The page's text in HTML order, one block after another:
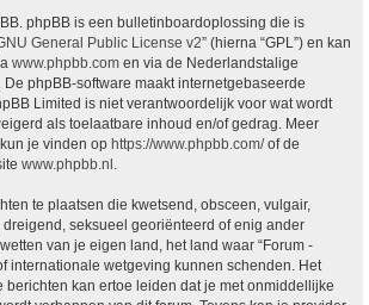
phpBB is een bulletinboardoplossing die is
General Public License v2” (hierna “GPL”) en kan
www.phpbb.com en via de Nederlandstalige
. De phpBB-software maakt internetgebaseerde
Limited is niet verantwoordelijk voor wat wordt
als toelaatbare inhoud en/of gedrag. Meer
je vinden op https://www.phpbb.com/of de
www.phpbb.nl .
te plaatsen die kwetsend, obsceen, vulgair,
dreigend, seksueel georiënteerd of enig ander
van je eigen land, het land waar “Forum -
internationale wetgeving kunnen schenden. Het
berichten kan ertoe leiden dat je met onmiddellijke